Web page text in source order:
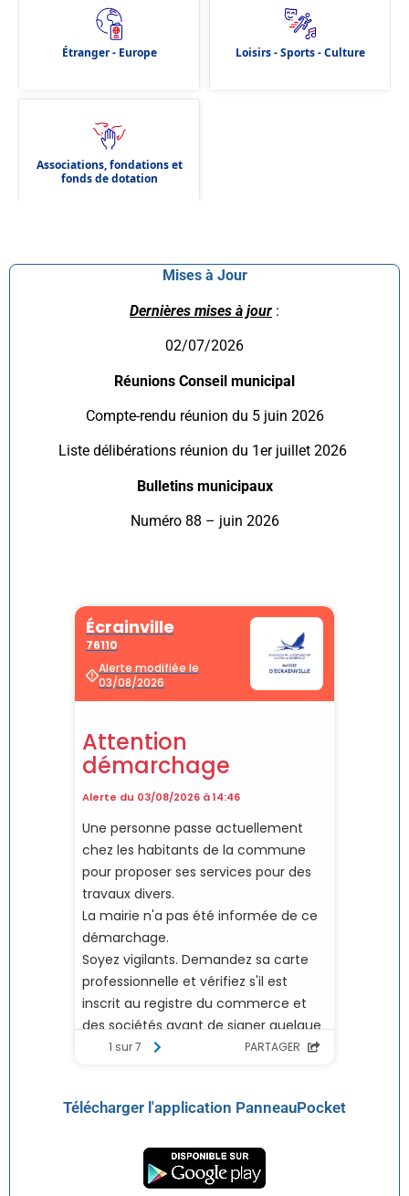
Mises à Jour
Dernières mises à jour :
02/07/2026
Réunions Conseil municipal
Compte-rendu réunion du 5 juin 2026
Liste délibérations réunion du 1er juillet 2026
Bulletins municipaux
Numéro 88 – juin 2026
Télécharger l'application PanneauPocket
Étranger - Europe Loisirs - Sports - Culture
Associations, fondations et
fonds de dotation